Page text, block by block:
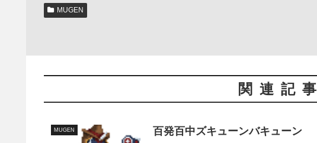
MUGEN
関連記事
MUGEN 百発百中ズキューンバキューン